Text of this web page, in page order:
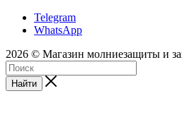
Telegram
WhatsApp
2026 © Магазин молниезащиты и
Найти